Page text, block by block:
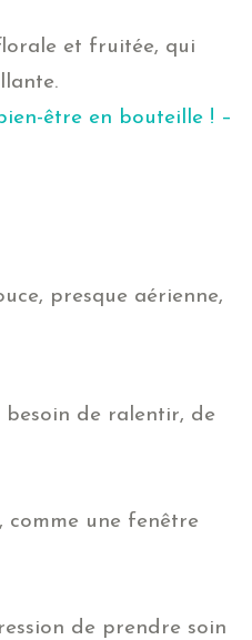
et fruitée, qui
être en bouteille ! –
presque aérienne,
besoin de ralentir, de
comme une fenêtre
de prendre soin